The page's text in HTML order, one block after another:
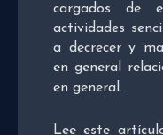
cargados de
actividades
a decrecer y
en general
en general .
Lee este